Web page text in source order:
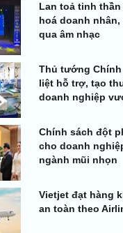
Lan toả tinh
hoá doanh
qua âm nhạc
Thủ tướng
liệt hỗ trợ, tạo
doanh nghiệp
Chính sách đột
cho doanh
ngành mũi nhọn
Vietjet đạt hàng
an toàn theo